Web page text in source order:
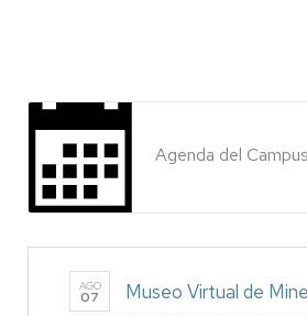
Agenda del Campus
AGO
07 Museo Virtual de